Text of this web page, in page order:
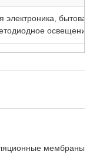
электроника, бытовая
освещение,
мембраны